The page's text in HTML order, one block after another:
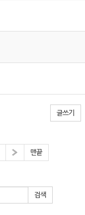
글쓰기
» 맨끝
검색